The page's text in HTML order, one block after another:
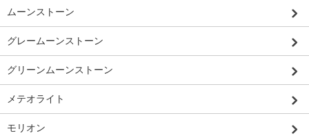
ムーンストーン
グレームーンストーン
グリーンムーンストーン
メテオライト
モリオン